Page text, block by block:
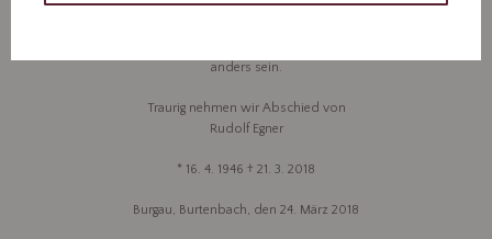
anders sein.
Traurig nehmen wir Abschied von
Rudolf Egner
* 16. 4. 1946 † 21. 3. 2018
Burgau, Burtenbach, den 24. März 2018